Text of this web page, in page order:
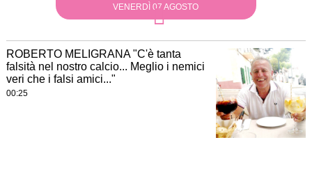
VENERDÌ 07 AGOSTO
ROBERTO MELIGRANA "C'è tanta
falsità nel nostro calcio... Meglio i nemici
veri che i falsi amici..."
00:25